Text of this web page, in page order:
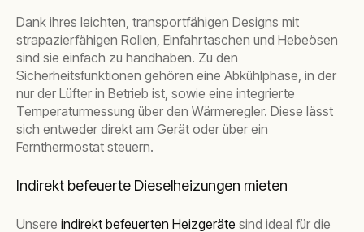
Dank ihres leichten, transportfähigen Designs mit
strapazierfähigen Rollen, Einfahrtaschen und Hebeösen
sind sie einfach zu handhaben. Zu den
Sicherheitsfunktionen gehören eine Abkühlphase, in der
nur der Lüfter in Betrieb ist, sowie eine integrierte
Temperaturmessung über den Wärmeregler. Diese lässt
sich entweder direkt am Gerät oder über ein
Fernthermostat steuern.
Indirekt befeuerte Dieselheizungen mieten
Unsere indirekt befeuerten Heizgeräte sind ideal für die